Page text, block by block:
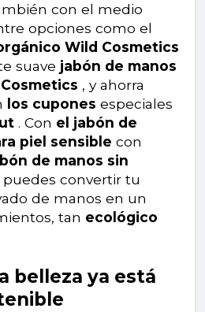
con el medio
opciones como el
Wild Cosmetics
suave jabón de manos
, y ahorra
los cupones especiales
. Con el jabón de
piel sensible con
de manos sin
puedes convertir tu
de manos en un
tan ecológico
belleza ya está